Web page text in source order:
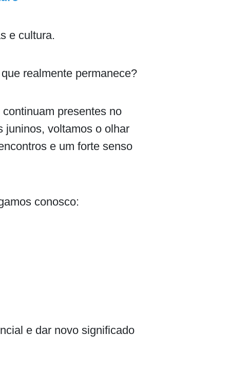
e cultura.
realmente permanece?
presentes no
juninos, voltamos o olhar
e um forte senso
conosco:
e dar novo significado